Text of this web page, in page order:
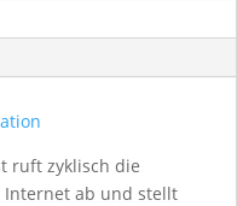
ruft zyklisch die
Internet ab und stellt